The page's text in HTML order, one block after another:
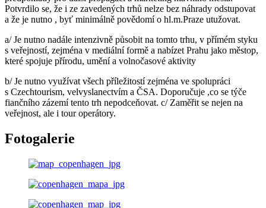
Potvrdilo se, že i ze zavedených trhů nelze bez náhrady odstupovat
a že je nutno , byť minimálně povědomí o hl.m.Praze utužovat.
a/ Je nutno nadále intenzivně působit na tomto trhu, v přímém styku
s veřejností, zejména v mediální formě a nabízet Prahu jako městop,
které spojuje přírodu, umění a volnočasové aktivity
b/ Je nutno využívat všech příležitostí zejména ve spolupráci
s Czechtourism, velvyslanectvím a ČSA. Doporučuje ,co se týče
fiančního zázemí tento trh nepodceňovat. c/ Zaměřit se nejen na
veřejnost, ale i tour operátory.
Fotogalerie